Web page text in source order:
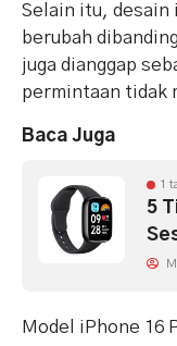
Selain itu, desain
berubah
juga dianggap
permintaan tidak
Baca Juga
1
5
Model iPhone 16